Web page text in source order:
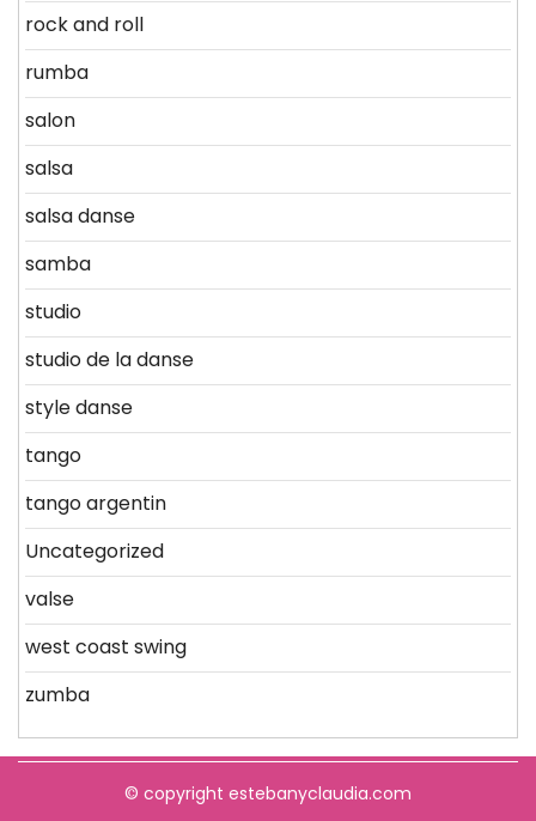
rock and roll
rumba
salon
salsa
salsa danse
samba
studio
studio de la danse
style danse
tango
tango argentin
Uncategorized
valse
west coast swing
zumba
© copyright estebanyclaudia.com